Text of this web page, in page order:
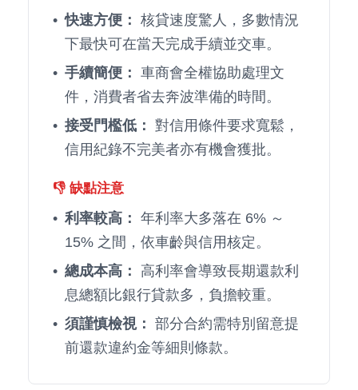
快速方便： 核貸速度驚人，多數情況
下最快可在當天完成手續並交車。
手續簡便： 車商會全權協助處理文
件，消費者省去奔波準備的時間。
接受門檻低： 對信用條件要求寬鬆，
信用紀錄不完美者亦有機會獲批。
👎 缺點注意
利率較高： 年利率大多落在 6% ～
15% 之間，依車齡與信用核定。
總成本高：
高利率會導致長期還款利
息總額比銀行貸款多，負擔較重。
須謹慎檢視： 部分合約需特別留意提
前還款違約金等細則條款。